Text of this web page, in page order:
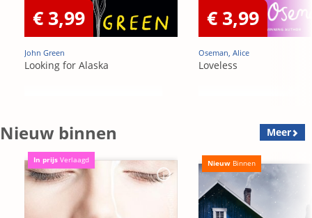
€ 3,99
John Green
Looking for Alaska
€ 3,99
Oseman, Alice
Loveless
Nieuw binnen Meer
In prijs Verlaagd Nieuw Binnen